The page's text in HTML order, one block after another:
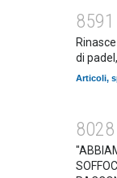
8591
di
Articoli,
8028